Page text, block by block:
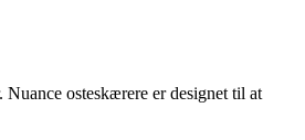
osteskærere er designet til at